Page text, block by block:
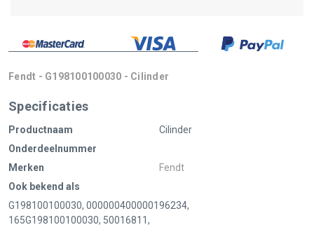
Fendt - G198100100030 - Cilinder
Specificaties
Productnaam
Cilinder
Onderdeelnummer
Merken
Fendt
Ook bekend als
G198100100030, 000000400000196234,
165G198100100030, 50016811,